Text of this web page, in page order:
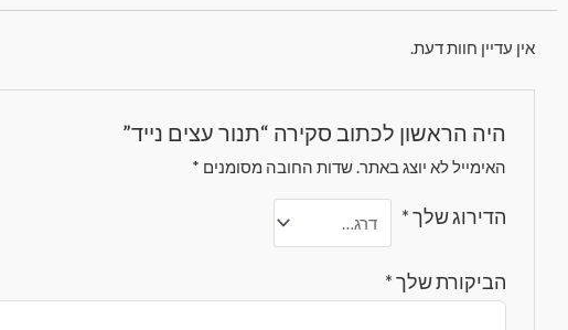
אין עדיין חוות דעת.
היה הראשון לכתוב סקירה “תנור עצים נייד”
האימייל לא יוצג באתר.שדות החובה מסומנים *
הדירוג שלך*
הביקורת שלך*